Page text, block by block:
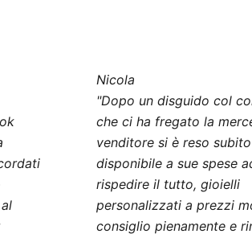
Nicola
"Dopo un disguido col
che ci ha fregato la
venditore si è reso subito
disponibile a sue spese
rispedire il tutto, gioielli
personalizzati a prezzi
consiglio pienamente e